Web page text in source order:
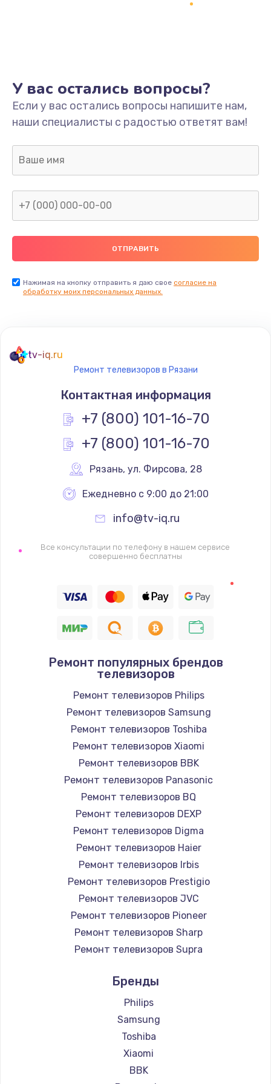
Не включается
1400 руб.
Заказать
Нет звука
800 руб.
Не видит флешку
400 руб.
Заказать
900 руб.
Заказать
900 руб.
Заказать
Не работает
1400 руб.
Восстановление цепи питания, пайка
Заказать
Программный ремонт/прошивка
Замена Bluetooth/Wi-Fi модуля
Заказать
Замена картридера
890 руб.
Заказать
Замена микросхемы NFC
1100 руб.
Заказать
Замена шим-контроллера
Заказать
Настройка Wi-Fi
1030 руб.
Заказать
У вас остались вопросы?
Если у вас остались вопросы напишите нам,
наши специалисты с радостью ответят вам!
Нажимая на кнопку отправить я даю свое согласие на
обработку моих персональных данных.
tv-iq.ru
Ремонт телевизоров в Рязани
Контактная информация
+7 (800) 101-16-70
+7 (800) 101-16-70
Рязань, ул. Фирсова, 28
Ежедневно с 9:00 до 21:00
info@tv-iq.ru
Все консультации по телефону в нашем сервисе
совершенно бесплатны
Ремонт популярных брендов
телевизоров
Ремонт телевизоров Philips
Ремонт телевизоров Samsung
Ремонт телевизоров Toshiba
Ремонт телевизоров Xiaomi
Ремонт телевизоров BBK
Ремонт телевизоров Panasonic
Ремонт телевизоров BQ
Ремонт телевизоров DEXP
Ремонт телевизоров Digma
Ремонт телевизоров Haier
Ремонт телевизоров Irbis
Ремонт телевизоров Prestigio
Ремонт телевизоров JVC
Ремонт телевизоров Pioneer
Ремонт телевизоров Sharp
Ремонт телевизоров Supra
Ремонт телевизоров Hisense
Ремонт телевизоров Daewoo
Ремонт телевизоров Centek
Ремонт телевизоров Telefunken
Ремонт телевизоров Hyundai
Ремонт телевизоров Doffler
Бренды
Philips
Samsung
Toshiba
Xiaomi
BBK